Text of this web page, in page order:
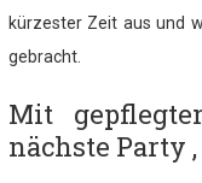
kürzester Zeit aus und
gebracht.
Mit
nächste Party